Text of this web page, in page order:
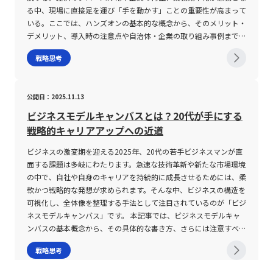
での信頼性を高め、次世代のリーダーとしての地位を確固たるもの
とするでしょう。未来のビジネス環境は、変革と革新の連続であ
り、その中で自らの可能性を最大限に引き出すための準備と実践
性に直結する重要な要素です。 さらに、戦略の狙いがあまりにも
狭い場合、将来的な事業拡大の足かせとなり得ます。市場が持つ成
長ポテンシャルや競合の動向を的確に把握することが、狙いを広げ
ば、初期段階では極めて狭い市場で勝利を収めたとしても、その市
営者や若手ビジネスマンは、こうしたリスクと向き合いつつ、戦略
的な柔軟性を確保するための長期的視点を持つことが求められま
す。 総じて、集中戦略の実行には、対象市場の見極め、リスクマ
ネジメント、そして継続的な市場分析が必要不可欠です。一度設定
した戦略に固執せず、市場の変動や競合環境の変化に柔軟に対応で
きる仕組みを備えることで、持続的な成長と競争優位性の維持が可
能となります。このような視点を持つことが、現代の激動するビジ
ネス環境において企業が成功を収めるための基盤となるのです。
まとめ 集中戦略は、特定の市場や顧客層に経営資源を集中的に投
入し、他社との差別化を図るための強力な経営手法として、多くの
中小企業や一部大企業に採用されています。低コスト路線を追求す
別化集中戦略という二大柱に基づき、企業は自社の強みを最大限に
自分自身の認知プロセスを正しく把握し、その上で効率的なインプ
ット・アウトプットの方法を構築することが不可欠である。 具体
的な手法としては、まず情報を受け取る際に、全体の構造と主要な
することで、理解の深化と情報の整理を図る方法が挙げられる。
き、結果的に「深く捉える力」が発揮される。 また、ゆっくり型
の強みは、単一のタスクに対する集中力が高い点にも見受けられ
る。例えば、戦略立案やデータ分析、ライティングといった職種に
おいては、即時の反応よりも、じっくりと問題の本質を見極め、複
数の選択肢を検討する力が求められる。 そして、反応が遅いとい
う評価を逆手に取り、先回りの準備や事前のリサーチ、周囲との十
分なコミュニケーションを通じて、評価のアップデートを図ること
が可能である。 現代の職場文化では、短絡的な判断や即席の意思
決定が業務の質を損なうリスクを孕むため、ゆっくり型の思考がチ
ーム全体の意思決定プロセスに貢献するケースも数多く報告されて
いる。 このような視点から、個々の業務スタイルに合わせた柔軟
成が急務であるといえる。 まとめ 本記事では、理解に時間がかか
どが検討される。技術面では、必要な技術が自社に備わっている
か、または外部調達が可能かどうか、さらにはその技術が市場の要
求に応えるものであるかを評価する。財務面では、プロジェクトを
推進するために必要な投資額や、投資に対するリターン、損失やリ
スクの予測が行われる。そして、運用面では、プロジェクトを持続
ィジビリティスタディは単なる調査を超え、SWOT分析などのマー
ケティング環境のフレームワークと組み合わせることで、事業計画
の精度を高める役割も担う。SWOT分析により、自社の強みや弱
み、外部環境の機会および脅威を体系的に整理することが可能とな
り、フィジビリティの評価結果をより明確な形で導き出すことがで
きる。 また、フィジビリティと混同されがちな概念として
PoC（Proof of Concept）が存在する。PoCは概念実証、すなわ
ち技術的な実現性や市場への適合性を試験段階で確認するプロセス
を指すのに対し、フィジビリティは事業そのものの実現可能性、特
に経済的および運用上の面に重点を置いている。両者は目的や評価
対象が異なるため、適切に使い分けることが求められる。 フィジ
かの重要な注意点が存在する。まず第一に、評価項目の設定が不明
単に分類を行うというだけでなく、各ランクごとに適切な施策を展
開するための具体的な戦略を導出するためのツールとしても評価さ
れています。現代においては、在庫管理の効率化、販売戦略の最適
化、さらに顧客管理におけるLTV（顧客生涯価値）の向上を実現す
るために、ABC分析の実施が重要視されています。本手法が注目さ
とって、ABC分析を適切に活用することは、戦略的思考や業務プロ
セスの合理化に大きく寄与するでしょう。 ABC分析の注意点 ABC
分析の導入にあたっては、いくつかの注意点を十分に理解しておく
必要があります。まず第一に、データの正確性が重要です。正確な
売上データや在庫データ、さらには顧客の購買履歴などがなけれ
ば、分析結果自体に誤差が生じ、意思決定の質が低下します。次
に、ABC分析は対象を単に3グループに分けるだけのシンプルな手
法であるため、背後にある“なぜその結果となったのか”という背景
を詳細に検証する必要があります。たとえば、Aランクに分類され
た商品がなぜ特に高い貢献度を持つのか、あるいはCランクの項目
の低評価の要因が何かを、定性的な視点も加えて見直すことが求め
られます。また、ABC分析と混同されがちなパレート分析との違い
についても留意が必要です。パレート分析は、上位20％の要素が
る中、現場に直接足を運び「手を動かす」ことの重要性が高まって
いる。ここでは、ハンズオンの基本的な概念から、そのメリット・
デメリット、導入時の注意点や自治体・企業の取り組み事例まで幅
広く網羅する。 ハンズオンとは ハンズオンとは、直訳すると「手
を動かす」という意味であり、単に座学や理論を学ぶのではなく、
て、自社の優秀な役員や専門家を派遣し、現場で直接マネジメント
や経営支援を行うスタイルが一般的である。また、IT分野では、エ
ンジニアが実際にシステム開発や運用の現場を体験することで、新
たな技術を実践的に学ぶことが求められるため、ハンズオンの研修
が広く採用されている。 近年、急速に進化するデジタル技術やグ
ローバル市場の変化に伴い、ハンズオンアプローチは企業の経営改
革やスピード感ある事業改善において必要不可欠な手法となってい
る。特に、投資先企業に対して実務レベルでの関与を行うことで、
経営改善のスピードアップや新規事業開拓の推進が期待される。こ
れに対して、自社の成長戦略としても、自らの業務経験を通して社
員のスキル向上を目指す取り組みが求められている。 ハンズオン
の具体的な手法 ハンズオン支援は、対象企業や研修参加者に合わ
せたカスタマイズが可能な点が大きな特徴である。まず、M&Aや再
戦略思考
公開日：2025.11.13
ビジネスモデルキャンバスとは？20代が手にする
戦略的キャリアアップへの近道
ビジネスの激変期を迎える2025年、20代の若手ビジネスマンが直
面する課題は多岐にわたります。急速な技術革新や新たな市場環境
の中で、自社や自身のキャリアを持続的に成長させるためには、柔
軟かつ戦略的な発想が求められます。そんな中、ビジネスの構造を
可視化し、全体像を整理する手法として注目されているのが「ビジ
ネスモデルキャンバス」です。 本記事では、ビジネスモデルキャ
ンバスの基本概念から、その具体的な書き方、さらには注意すべき
ポイントや実際の成功事例に至るまで、総合的かつ専門的な視点で
解説します。これから新規事業創造や既存ビジネスの再構築を図る
戦略思考